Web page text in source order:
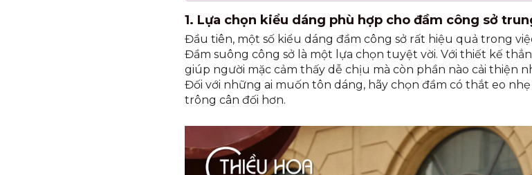
1. Lựa chọn kiểu dáng phù hợp cho đầm công sở
Đầu tiên, một số kiểu dáng đầm công sở rất hiệu quả trong
Đầm suông công sở là một lựa chọn tuyệt vời. Với thiết kế
giúp người mặc cảm thấy dễ chịu mà còn phần nào cải thiện
Đối với những ai muốn tôn dáng, hãy chọn đầm có thắt eo
trông cân đối hơn.